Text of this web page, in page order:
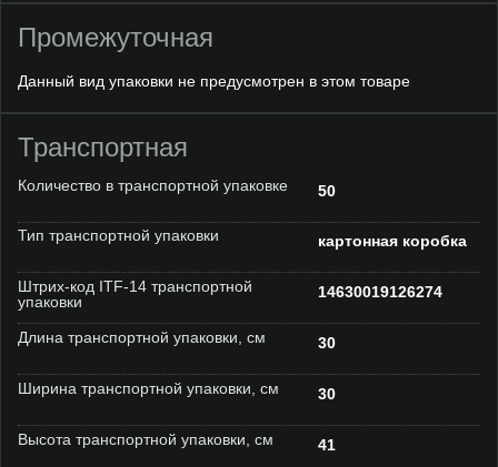
Промежуточная
Данный вид упаковки не предусмотрен в этом товаре
Транспортная
Количество в транспортной упаковке 50
Тип транспортной упаковки картонная коробка
Штрих-код ITF-14 транспортной
упаковки
14630019126274
Длина транспортной упаковки, см 30
Ширина транспортной упаковки, см 30
Высота транспортной упаковки, см 41